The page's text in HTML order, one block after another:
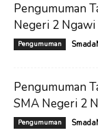
Pengumuman
Negeri 2 Ngawi
Pengumuman
Pengumuman
SMA Negeri 2
Pengumuman